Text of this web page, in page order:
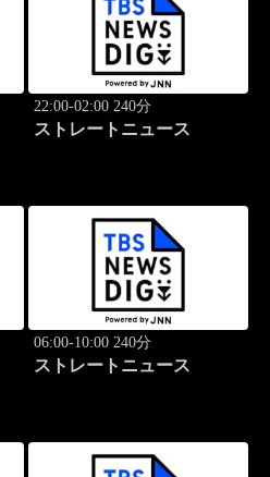
22:00-02:00 240分
ストレートニュース
06:00-10:00 240分
ストレートニュース